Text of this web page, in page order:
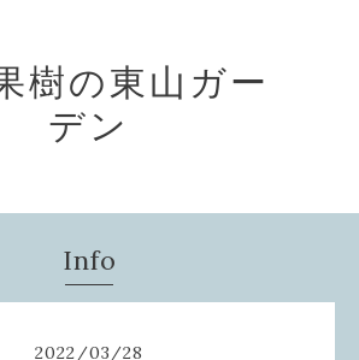
樹の東山ガー
デン
Info
2022/03/28